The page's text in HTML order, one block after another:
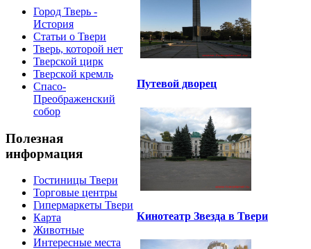
Город Тверь -
История
Статьи о Твери
Тверь, которой нет
Тверской цирк
Тверской кремль
Спасо-
Преображенский
собор
Полезная
информация
Гостиницы Твери
Торговые центры
Гипермаркеты Твери
Карта
Животные
Интересные места
Путевой дворец
Кинотеатр Звезда в Твери